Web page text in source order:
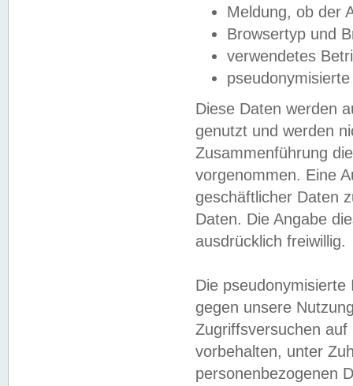
Meldung, ob der
Browsertyp und
verwendetes
Diese Daten werden
genutzt und werden
Zusammenführung
vorgenommen. Eine
geschäftlicher Daten
Daten. Die Angabe
ausdrücklich freiwillig.
Die
gegen unsere
Zugriffsversuchen
vorbehalten, unter
personenbezogenen